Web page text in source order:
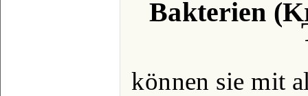
Bakterien
können sie mit